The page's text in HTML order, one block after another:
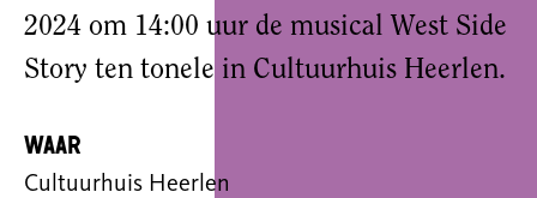
2024 om 14:00 uur de musical West Side
Story ten tonele in Cultuurhuis Heerlen.
Waar
Cultuurhuis Heerlen